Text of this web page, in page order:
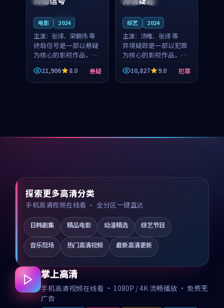
电影 2024
主演： 张译、梁朝伟 等
终局信号是一部以悬疑
为核心的影视作品，围
绕危机、反转与人物成
长展开，整体节奏紧
凑，值得推荐观看。
21,906 8.0 悬疑
综艺 2024
主演： 汤唯、张译 等
异境疑踪是一部以犯罪
为核心的影视作品，围
绕危机、反转与人物成
长展开，整体节奏紧
凑，值得推荐观看。
10,827 9.0 犯罪
探索更多高清分类
手机高清视频在线看 · 全分区一键直达
日韩剧集 精品电影 动漫精选 综艺节目
音乐现场 热门高清视频 最新高清更新
掌上高清
手机高清视频在线看 · 1080P / 4K 流畅播放 · 免费无
广告